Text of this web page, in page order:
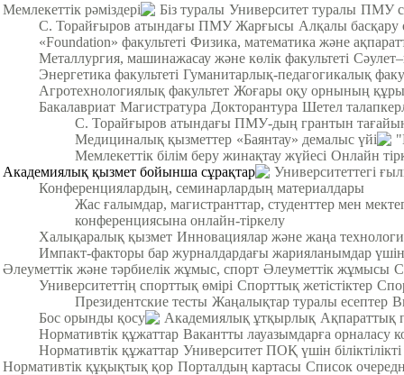
Мемлекеттік рәміздері
Біз туралы Университет туралы ПМУ
С. Торайғыров атындағы ПМУ Жарғысы Алқалы басқару
«Foundation» факультеті Физика, математика және
Металлургия, машинажасау және көлік факультеті
Энергетика факультеті Гуманитарлық-педагогикалық
Агротехнологиялық факультет Жоғары оқу орнының
Бакалавриат Магистратура Докторантура Шетел
С. Торайғыров атындағы ПМУ-дың грантын
Медициналық қызметтер «Баянтау» демалыс үйі
Мемлекеттік білім беру жинақтау жүйесі Онлайн
Академиялық қызмет бойынша сұрақтар
Университеттегі
Конференциялардың, семинарлардың материалдары
Жас ғалымдар, магистранттар, студенттер мен
конференциясына онлайн-тіркелу
Халықаралық қызмет Инновациялар және жаңа
Импакт-факторы бар журналдардағы жарияланымдар үшін
Әлеуметтік және тәрбиелік жұмыс, спорт Әлеуметтік жұмысы
Университеттің спорттық өмірі Спорттық жетістіктер
Президентские тесты Жаңалықтар туралы есептер
Бос орынды қосу
Академиялық ұтқырлық Ақпараттық
Нормативтік құжаттар Вакантты лауазымдарға орналасу
Нормативтік құжаттар Университет ПОҚ үшін
Нормативтік құқықтық қор Порталдың картасы Список